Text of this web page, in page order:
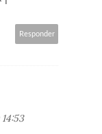
Responder